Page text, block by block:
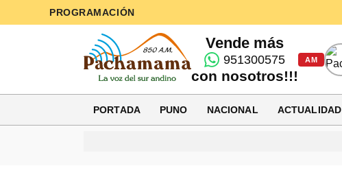
PROGRAMACIÓN
Vende más
951300575
con nosotros!!!
AM
PORTADA PUNO NACIONAL ACTUALIDAD